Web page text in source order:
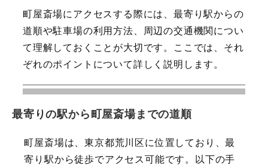
町屋斎場にアクセスする際には、最寄り駅からの
道順や駐車場の利用方法、周辺の交通機関につい
て理解しておくことが大切です。ここでは、それ
ぞれのポイントについて詳しく説明します。
最寄りの駅から町屋斎場までの道順
町屋斎場は、東京都荒川区に位置しており、最
寄り駅から徒歩でアクセス可能です。以下の手